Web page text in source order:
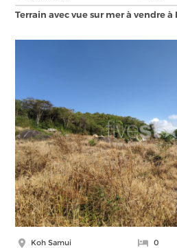
Terrain avec vue sur mer à vendre à
Koh Samui 0